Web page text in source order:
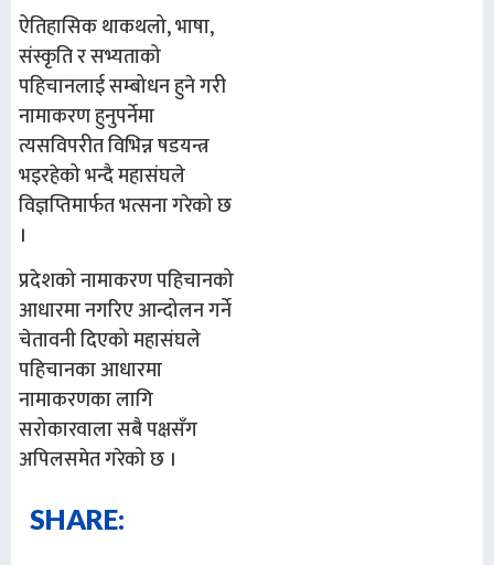
ऐतिहासिक थाकथलो, भाषा,
संस्कृति र सभ्यताको
पहिचानलाई सम्बोधन हुने गरी
नामाकरण हुनुपर्नेमा
त्यसविपरीत विभिन्न षडयन्त्र
भइरहेको भन्दै महासंघले
विज्ञप्तिमार्फत भत्सना गरेको छ
।
प्रदेशको नामाकरण पहिचानको
आधारमा नगरिए आन्दोलन गर्ने
चेतावनी दिएको महासंघले
पहिचानका आधारमा
नामाकरणका लागि
सरोकारवाला सबै पक्षसँग
अपिलसमेत गरेको छ ।
SHARE: